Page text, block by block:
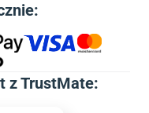
z TrustMate: